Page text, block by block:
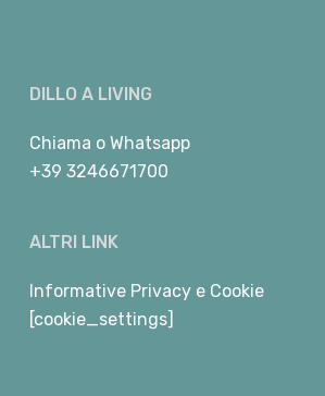
DILLO A LIVING
Chiama o Whatsapp
+39 3246671700
ALTRI LINK
Informative Privacy e Cookie
[cookie_settings]